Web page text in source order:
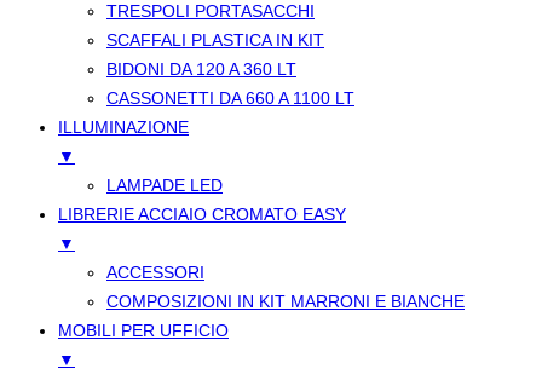
TRESPOLI PORTASACCHI
SCAFFALI PLASTICA IN KIT
BIDONI DA 120 A 360 LT
CASSONETTI DA 660 A 1100 LT
ILLUMINAZIONE
▼
LAMPADE LED
LIBRERIE ACCIAIO CROMATO EASY
▼
ACCESSORI
COMPOSIZIONI IN KIT MARRONI E BIANCHE
MOBILI PER UFFICIO
▼